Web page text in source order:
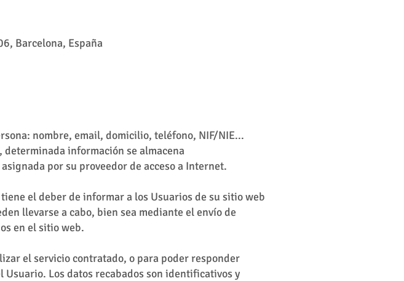
Barcelona, España
nombre, email, domicilio, teléfono, NIF/NIE...
información se almacena
por su proveedor de acceso a Internet.
el deber de informar a los Usuarios de su sitio web
llevarse a cabo, bien sea mediante el envío de
en el sitio web.
el servicio contratado, o para poder responder
Los datos recabados son identificativos y